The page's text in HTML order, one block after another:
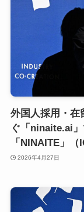
外国人採用・在
ぐ「ninaite.ai
「NINAITE」（
2026年4月27日